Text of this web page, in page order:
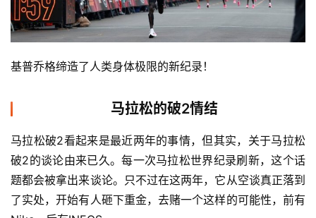
视
频
运
动
集
基普乔格缔造了人类身体极限的新纪录！
马拉松的破2情结
马拉松破2看起来是最近两年的事情，但其实，关于马拉松
破2的谈论由来已久。每一次马拉松世界纪录刷新，这个话
题都会被拿出来谈论。只不过在这两年，它从空谈真正落到
了实处，开始有人砸下重金，去赌一个这样的可能性，前有